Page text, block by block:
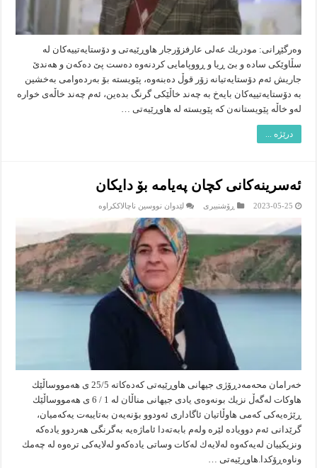
وه‌رگێڕانى: مودریك عه‌لى عارفزۆرجار هاوڕێیه‌تى و دۆستایه‌تییه‌كان له‌
سڵاوێكى ساده‌ و بێ ڕیا و ڕووپامایى كردنه‌وه‌ ده‌ست پێ ده‌كه‌ن و هه‌ندێ
جاریش ئه‌م دۆستایه‌تیانه‌ زۆر قوڵ ده‌بنه‌وه‌، پێویسته‌ بۆ به‌رده‌وامى به‌خشین
به‌ دۆستایه‌تییه‌كان بایه‌خ به‌ چه‌ند خاڵێكى گرنگ بده‌ین، ئه‌م چه‌ند خاڵه‌ى خواره‌
له‌و خاڵه‌ پێویستانه‌ن كه‌ پێویسته‌ له‌ هاوڕێیه‌تى …
درێژە ...
ئه‌سرینه‌كانى كچان په‌یامه‌ بۆ دایكان
2023-05-25 ڕۆشنبیرى لێدوان نووسین ناچالاککراوە
په‌یامه‌
بۆ
دایكان
خەرامان محەمەدڕۆژى جیهانى هاوڕێیه‌تى كه‌ده‌كاته‌ 25/5 ى هه‌مووساڵێك
هاوكات له‌گه‌ڵ نزیك بونه‌وه‌ى یادى جیهانى مناڵان له‌ 1 / 6 ى هه‌مووساڵێك
ڕێژه‌یه‌كى كه‌مى هاوڵاتیان ئاگادارى ئه‌ودوو بۆنه‌یه‌ن به‌تایبه‌ت یه‌كه‌میان،
گرێدانى ئه‌م دوویاده‌ لێره‌ وله‌م بابه‌ته‌دا ئاماژه‌یه‌ به‌گرنگى هه‌ردوو یاده‌كه‌
ونزیكییان له‌یه‌كه‌وه‌ له‌لایه‌ك له‌كات وساتى یاده‌كه‌و له‌لایه‌كی تره‌وه‌ له‌ چه‌مك
وناوه‌ڕۆكدا.هاوڕێیه‌تى …